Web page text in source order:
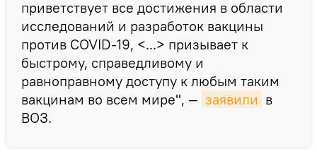
приветствует все достижения в области
исследований и разработок вакцины
против COVID-19, <...> призывает к
быстрому, справедливому и
равноправному доступу к любым таким
вакцинам во всем мире", — заявили в
ВОЗ.